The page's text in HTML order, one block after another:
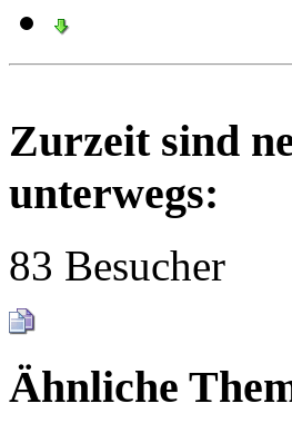
Zurzeit sind
unterwegs:
83 Besucher
Ähnliche